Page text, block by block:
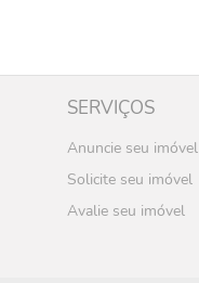
SERVIÇOS
Anuncie seu imóvel
Solicite seu imóvel
Avalie seu imóvel